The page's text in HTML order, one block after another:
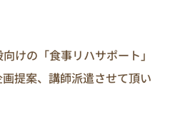
けの「食事リハサポート」
提案、講師派遣させて頂い